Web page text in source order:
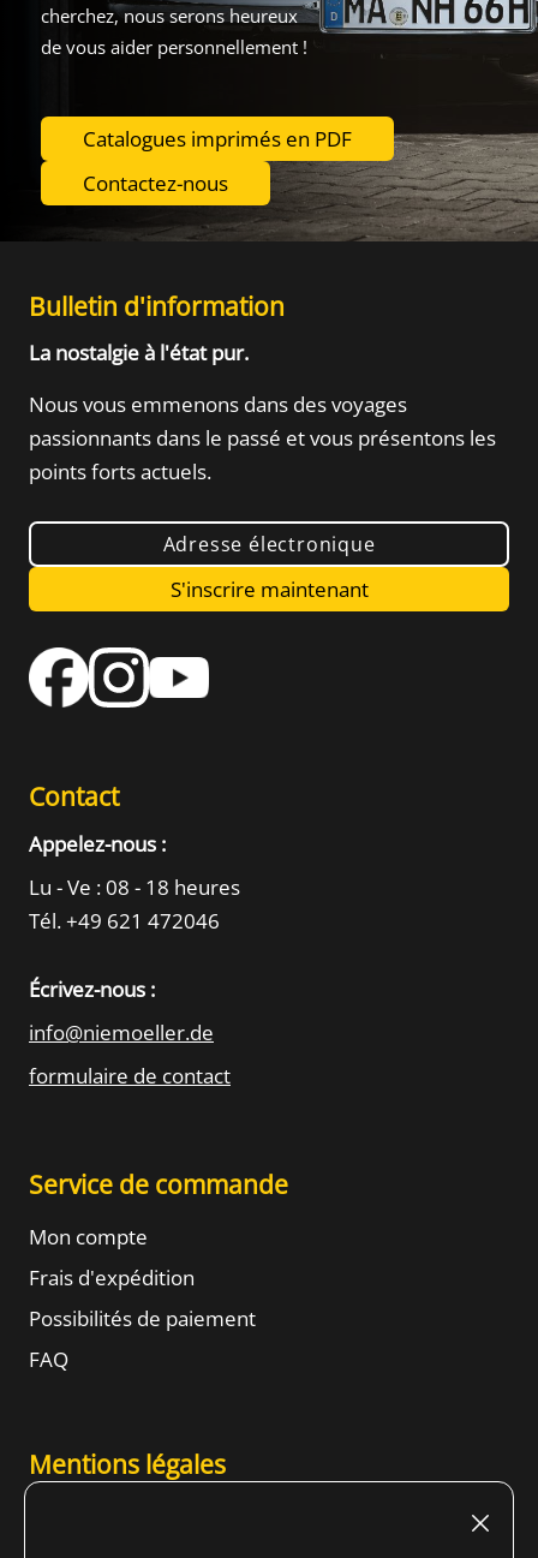
cherchez, nous serons heureux
de vous aider personnellement !
Catalogues imprimés en PDF
Contactez-nous
Bulletin d'information
La nostalgie à l'état pur.
Nous vous emmenons dans des voyages
passionnants dans le passé et vous présentons les
points forts actuels.
Adresse électronique
S'inscrire maintenant
Contact
Appelez-nous :
Lu - Ve : 08 - 18 heures
Tél. +49 621 472046
Écrivez-nous :
info@niemoeller.de
formulaire de contact
Service de commande
Mon compte
Frais d'expédition
Possibilités de paiement
FAQ
Mentions légales